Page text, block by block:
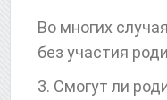
Во многих
без участия
3. Смогут ли